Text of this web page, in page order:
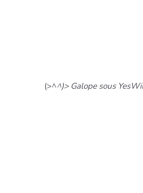
(>^^)> Galope sous